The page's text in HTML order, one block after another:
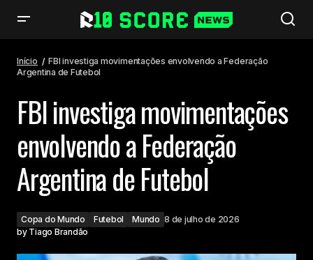
Futebol
Início
FBI investiga movimentações envolvendo a Federação
Argentina de Futebol
FBI investiga movimentações
envolvendo a Federação
Argentina de Futebol
Copa do Mundo Futebol Mundo 8 de julho de 2026
by Tiago Brandão